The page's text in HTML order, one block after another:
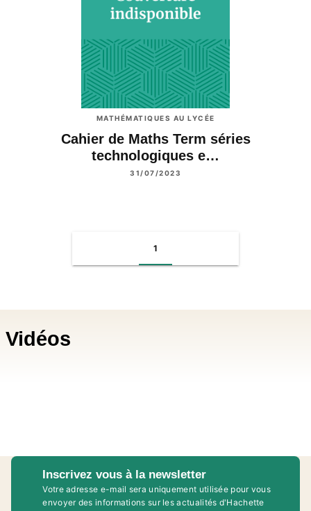
MATHÉMATIQUES AU LYCÉE
Cahier de Maths Term séries
technologiques e…
31/07/2023
1
Vidéos
Inscrivez vous à la newsletter
Votre adresse e-mail sera uniquement utilisée pour vous
envoyer des informations sur les actualités d'Hachette